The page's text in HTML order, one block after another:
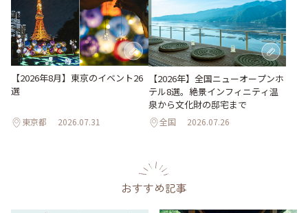
【2026年8月】東京のイベント26
選
東京都 2026.07.31
【2026年】全国ニューオープンホ
テル8選。絶景インフィニティ温
泉から文化財の邸宅まで
全国 2026.07.26
おすすめ記事